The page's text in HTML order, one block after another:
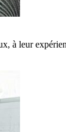
à leur